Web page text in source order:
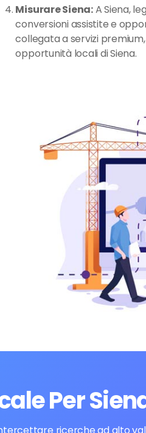
Misurare Siena:A Siena,
conversioni assistite e
collegata a servizi
opportunità locali di Siena.
Per